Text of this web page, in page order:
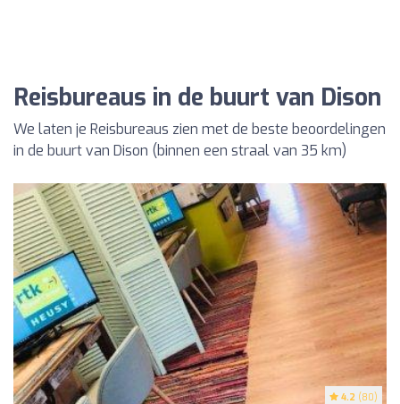
Reisbureaus in de buurt van Dison
We laten je Reisbureaus zien met de beste beoordelingen
in de buurt van Dison (binnen een straal van 35 km)
4.2 (80)